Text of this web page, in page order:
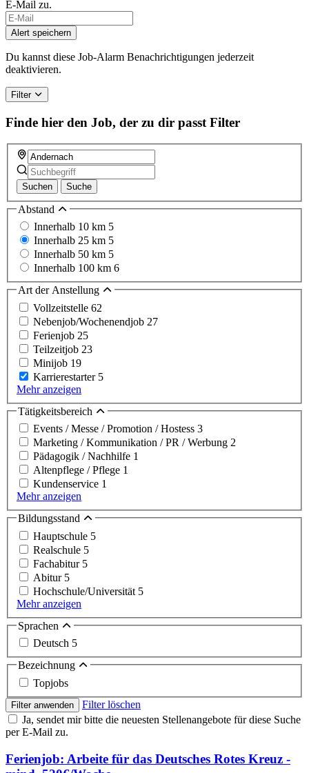
E-Mail zu.
If
you
are
a
human,
this
field
Alert speichern
Du kannst diese Job-Alarm Benachrichtigungen jederzeit
deaktivieren.
Filter
Finde hier den Job, der zu dir passt Filter
Suchen Suche
Abstand
Innerhalb 10 km 5
Innerhalb 25 km 5
Innerhalb 50 km 5
Innerhalb 100 km 6
Art der Anstellung
Vollzeitstelle 62
Nebenjob/Wochenendjob 27
Ferienjob 25
Teilzeitjob 23
Minijob 19
Karrierestarter 5
Mehr anzeigen
Tätigkeitsbereich
Events / Messe / Promotion / Hostess 3
Marketing / Kommunikation / PR / Werbung 2
Pädagogik / Nachhilfe 1
Altenpflege / Pflege 1
Kundenservice 1
Mehr anzeigen
Bildungsstand
Hauptschule 5
Realschule 5
Fachabitur 5
Abitur 5
Hochschule/Universität 5
Mehr anzeigen
Sprachen
Deutsch 5
Bezeichnung
Topjobs
Filter anwenden
Filter löschen
Ja, sendet mir bitte die neuesten Stellenangebote für diese Suche
per E-Mail zu.
Ferienjob: Arbeite für das Deutsches Rotes Kreuz -